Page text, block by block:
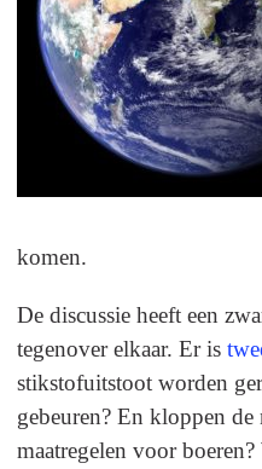
komen.
De discussie heeft een
tegenover elkaar. Er is
stikstofuitstoot worden
gebeuren? En kloppen
maatregelen voor